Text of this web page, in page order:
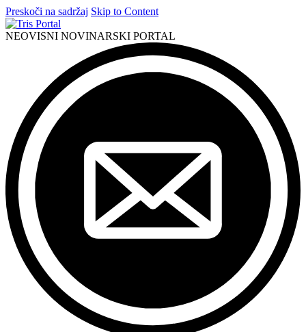
Preskoči na sadržaj Skip to Content
NEOVISNI NOVINARSKI PORTAL